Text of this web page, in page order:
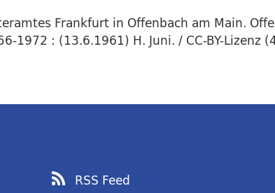
Frankfurt in Offenbach am Main.
1972 : (13.6.1961) H. Juni. / CC-BY-Lizenz
RSS Feed